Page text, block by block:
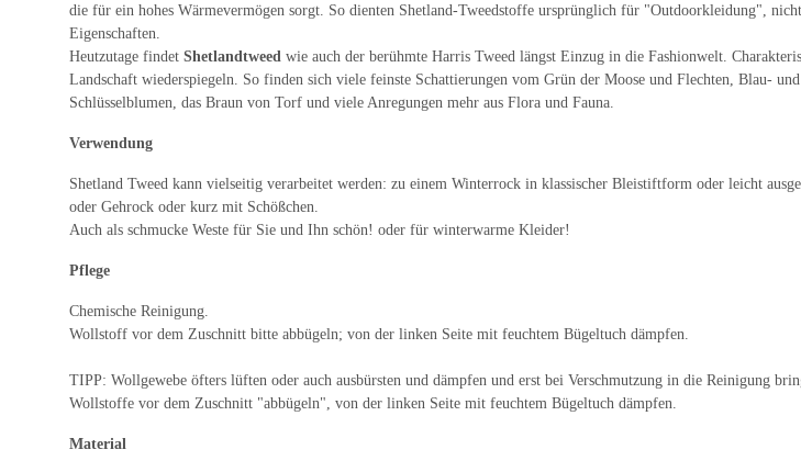
die für ein hohes Wärmevermögen sorgt. So dienten Shetland-Tweedstoffe ursprünglich für "Outdoorkleidung",
Eigenschaften.
Heutzutage findet Shetlandtweed wie auch der berühmte Harris Tweed längst Einzug in die Fashionwelt.
Landschaft wiederspiegeln. So finden sich viele feinste Schattierungen vom Grün der Moose und Flechten, Blau-
Schlüsselblumen, das Braun von Torf und viele Anregungen mehr aus Flora und Fauna.
Verwendung
Shetland Tweed kann vielseitig verarbeitet werden: zu einem Winterrock in klassischer Bleistiftform oder leicht
oder Gehrock oder kurz mit Schößchen.
Auch als schmucke Weste für Sie und Ihn schön! oder für winterwarme Kleider!
Pflege
Chemische Reinigung.
Wollstoff vor dem Zuschnitt bitte abbügeln; von der linken Seite mit feuchtem Bügeltuch dämpfen.
TIPP: Wollgewebe öfters lüften oder auch ausbürsten und dämpfen und erst bei Verschmutzung in die Reinigung
Wollstoffe vor dem Zuschnitt "abbügeln", von der linken Seite mit feuchtem Bügeltuch dämpfen.
Material